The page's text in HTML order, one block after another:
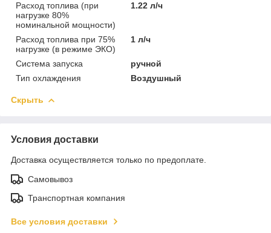
Расход топлива (при
нагрузке 80%
номинальной мощности)
1.22 л/ч
Расход топлива при 75%
нагрузке (в режиме ЭКО)
1 л/ч
Система запуска
ручной
Тип охлаждения
Воздушный
Скрыть
Условия доставки
Доставка осуществляется только по предоплате.
Самовывоз
Транспортная компания
Все условия доставки